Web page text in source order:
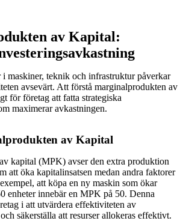
av Kapital:
maskiner, teknik och infrastruktur påverkar
avsevärt. Att förstå marginalprodukten av
för företag att fatta strategiska
maximerar avkastningen.
av Kapital
kapital (MPK) avser den extra produktion
att öka kapitalinsatsen medan andra faktorer
att köpa en ny maskin som ökar
enheter innebär en MPK på 50. Denna
i att utvärdera effektiviteten av
säkerställa att resurser allokeras effektivt.